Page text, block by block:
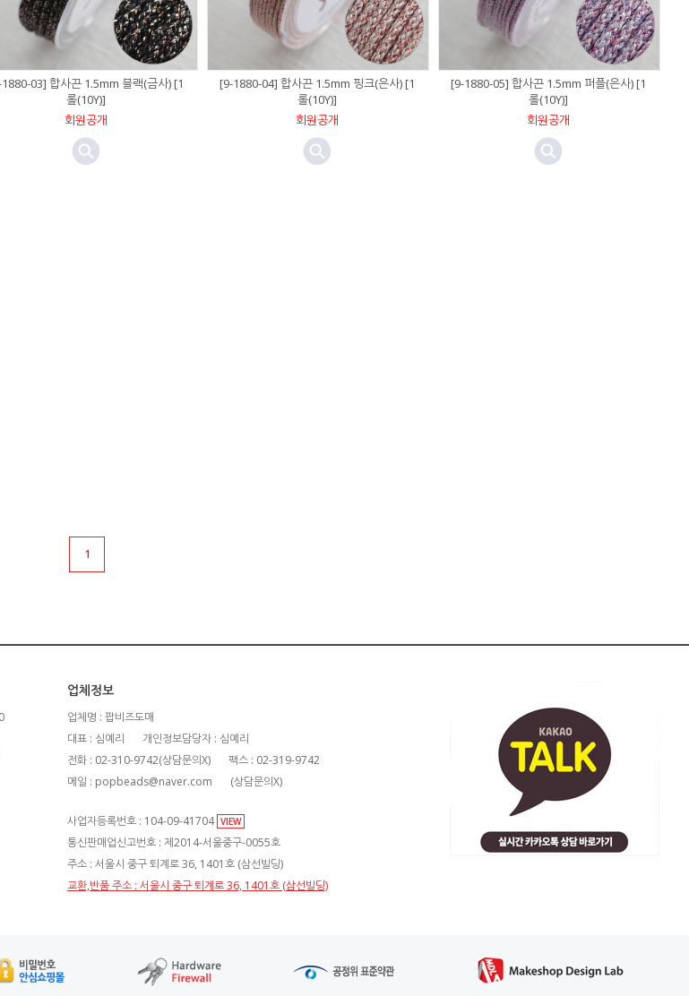
03] 합사끈 1.5mm 블랙(금사) [1
롤(10Y)]
회원공개
[9-1880-04] 합사끈 1.5mm 핑크(은사) [1
롤(10Y)]
회원공개
[9-1880-05] 합사끈 1.5mm 퍼플(은사) [1
롤(10Y)]
회원공개
1
업체정보
업체명 : 팝비즈도매
대표 : 심예리
개인정보담당자 : 심예리
전화 : 02-310-9742(상담문의X)
팩스 : 02-319-9742
메일 : popbeads@naver.com
(상담문의X)
사업자등록번호 : 104-09-41704 VIEW
통신판매업신고번호 : 제2014-서울중구-0055호
주소 : 서울시 중구 퇴계로 36, 1401호 (삼선빌딩)
교환,반품 주소 : 서울시 중구 퇴계로 36, 1401호 (삼선빌딩)